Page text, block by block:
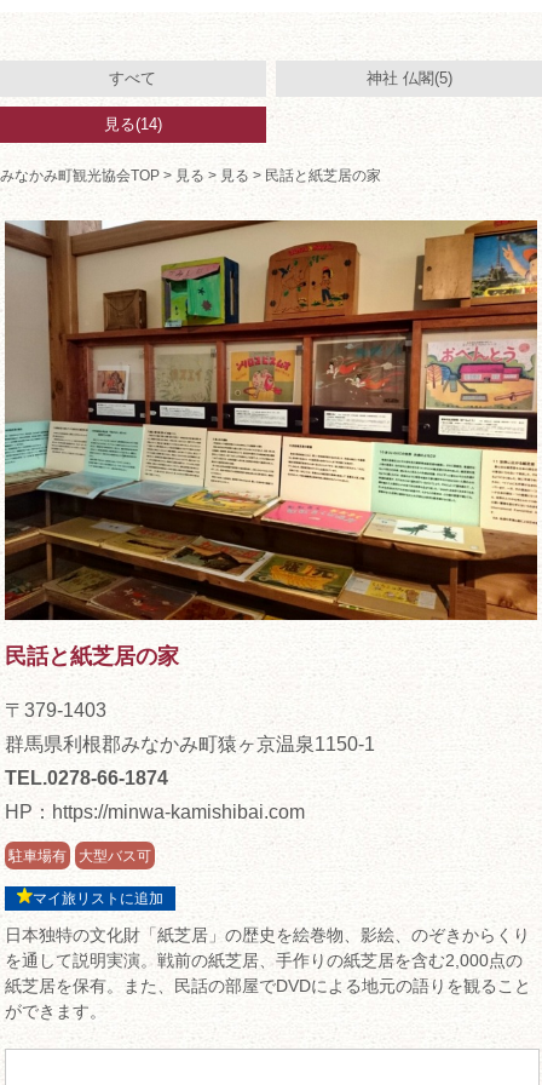
すべて 神社 仏閣(5)
見る(14)
みなかみ町観光協会TOP > 見る > 見る > 民話と紙芝居の家
民話と紙芝居の家
〒379-1403
群馬県利根郡みなかみ町猿ヶ京温泉1150-1
TEL.0278-66-1874
HP： https://minwa-kamishibai.com
駐車場有 大型バス可
マイ旅リストに追加
日本独特の文化財「紙芝居」の歴史を絵巻物、影絵、のぞきからくり
を通して説明実演。戦前の紙芝居、手作りの紙芝居を含む2,000点の
紙芝居を保有。また、民話の部屋でDVDによる地元の語りを観ること
ができます。